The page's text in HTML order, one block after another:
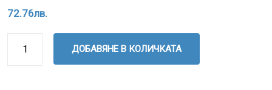
72.76лв.
ДОБАВЯНЕ В КОЛИЧКАТА